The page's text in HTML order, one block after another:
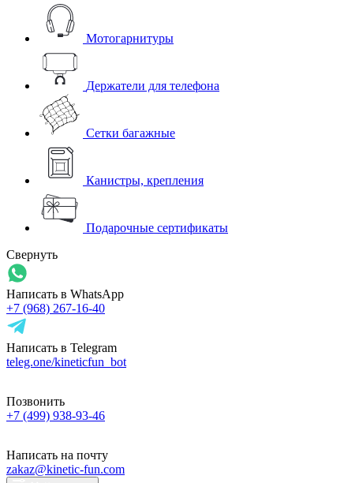
Мотогарнитуры
Держатели для телефона
Сетки багажные
Канистры, крепления
Подарочные сертификаты
Свернуть
Написать в WhatsApp
+7 (968) 267-16-40
Написать в Telegram
teleg.one/kineticfun_bot
Позвонить
+7 (499) 938-93-46
Написать на почту
zakaz@kinetic-fun.com